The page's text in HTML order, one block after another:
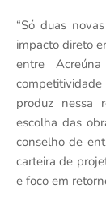
“Só duas
impacto direto
entre
produz nessa
escolha das
conselho de
carteira de
e foco em